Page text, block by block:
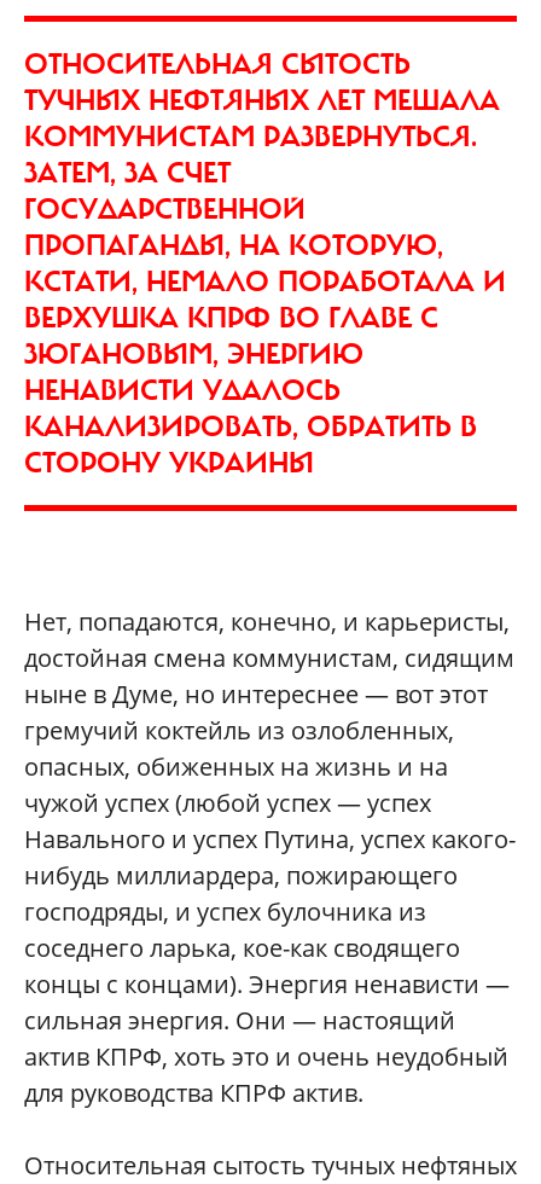
ОТНОСИТЕЛЬНАЯ СЫТОСТЬ
ТУЧНЫХ НЕФТЯНЫХ ЛЕТ МЕШАЛА
КОММУНИСТАМ РАЗВЕРНУТЬСЯ.
ЗАТЕМ, ЗА СЧЕТ
ГОСУДАРСТВЕННОЙ
ПРОПАГАНДЫ, НА КОТОРУЮ,
КСТАТИ, НЕМАЛО ПОРАБОТАЛА И
ВЕРХУШКА КПРФ ВО ГЛАВЕ С
ЗЮГАНОВЫМ, ЭНЕРГИЮ
НЕНАВИСТИ УДАЛОСЬ
КАНАЛИЗИРОВАТЬ, ОБРАТИТЬ В
СТОРОНУ УКРАИНЫ
Нет, попадаются, конечно, и карьеристы,
достойная смена коммунистам, сидящим
ныне в Думе, но интереснее — вот этот
гремучий коктейль из озлобленных,
опасных, обиженных на жизнь и на
чужой успех (любой успех — успех
Навального и успех Путина, успех какого-
нибудь миллиардера, пожирающего
господряды, и успех булочника из
соседнего ларька, кое-как сводящего
концы с концами). Энергия ненависти —
сильная энергия. Они — настоящий
актив КПРФ, хоть это и очень неудобный
для руководства КПРФ актив.
Относительная сытость тучных нефтяных